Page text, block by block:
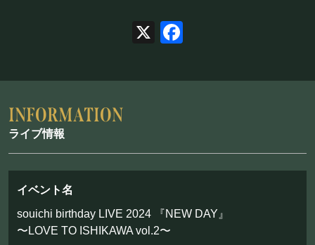
FOOD&DRINK
フード&ドリンク
PRIVATE
X
ライブ情報
イベント名
souichi birthday LIVE 2024 『NEW DAY』
〜LOVE TO ISHIKAWA vol.2〜